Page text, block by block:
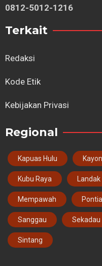
0812-5012-1216
Terkait
Redaksi
Kode Etik
Kebijakan Privasi
Regional
Kapuas Hulu
Kubu Raya Landak
Mempawah
Sanggau Sekadau
Sintang